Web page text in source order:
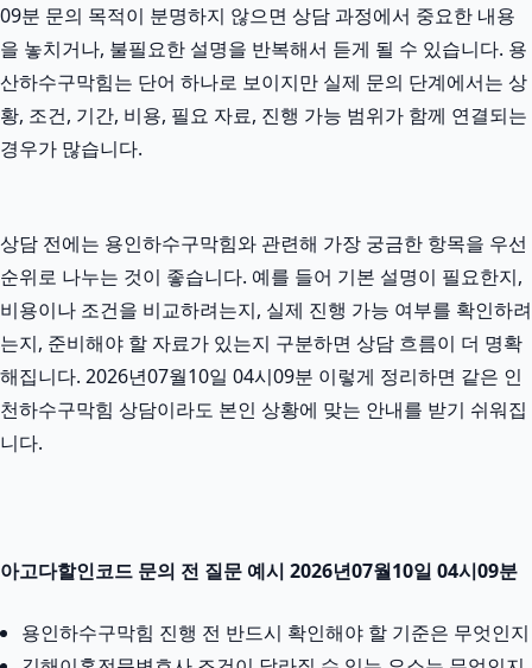
09분 문의 목적이 분명하지 않으면 상담 과정에서 중요한 내용
을 놓치거나, 불필요한 설명을 반복해서 듣게 될 수 있습니다. 용
산하수구막힘는 단어 하나로 보이지만 실제 문의 단계에서는 상
황, 조건, 기간, 비용, 필요 자료, 진행 가능 범위가 함께 연결되는
경우가 많습니다.
상담 전에는 용인하수구막힘와 관련해 가장 궁금한 항목을 우선
순위로 나누는 것이 좋습니다. 예를 들어 기본 설명이 필요한지,
비용이나 조건을 비교하려는지, 실제 진행 가능 여부를 확인하려
는지, 준비해야 할 자료가 있는지 구분하면 상담 흐름이 더 명확
해집니다. 2026년07월10일 04시09분 이렇게 정리하면 같은 인
천하수구막힘 상담이라도 본인 상황에 맞는 안내를 받기 쉬워집
니다.
아고다할인코드 문의 전 질문 예시 2026년07월10일 04시09분
용인하수구막힘 진행 전 반드시 확인해야 할 기준은 무엇인지